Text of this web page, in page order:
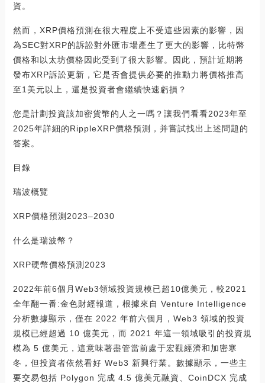
資。
然而，XRP價格預測在很大程度上不受這些因素的影響，因
為SEC對XRP的訴訟對外匯市場產生了更大的影響，比特幣
價格和以太坊價格因此受到了很大影響。因此，預計近期將
發布XRP訴訟更新，它是否會提供必要的推動力將價格推高
至1美元以上，還是投資者會繼續快速虧損？
您是計劃投資該加密貨幣的人之一嗎？讓我們看看2023年至
2025年詳細的RippleXRP價格預測，并嘗試找出上述問題的
答案。
目錄
瑞波概覽
XRP價格預測2023–2030
什么是瑞波幣？
XRP硬幣價格預測2023
2022年前6個月Web3領域投資規模已超10億美元，較2021
全年翻一番:金色財經報道，根據來自 Venture Intelligence
分析數據顯示，僅在 2022 年前六個月，Web3 領域的投資
規模已經超過 10 億美元，而 2021 年這一領域吸引的投資規
模為 5 億美元，這意味著盡管當前處于宏觀經濟和加密寒
冬，但投資者依然看好 Web3 新興行業。數據顯示，一些主
要交易包括 Polygon 完成 4.5 億美元融資、CoinDCX 完成